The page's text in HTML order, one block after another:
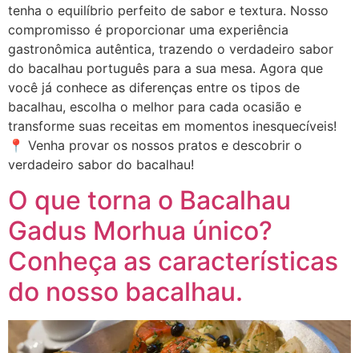
tenha o equilíbrio perfeito de sabor e textura. Nosso
compromisso é proporcionar uma experiência
gastronômica autêntica, trazendo o verdadeiro sabor
do bacalhau português para a sua mesa. Agora que
você já conhece as diferenças entre os tipos de
bacalhau, escolha o melhor para cada ocasião e
transforme suas receitas em momentos inesquecíveis!
📍 Venha provar os nossos pratos e descobrir o
verdadeiro sabor do bacalhau!
O que torna o Bacalhau
Gadus Morhua único?
Conheça as características
do nosso bacalhau.